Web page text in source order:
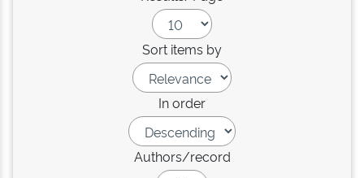
Sort items by
In order
Authors/record